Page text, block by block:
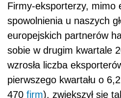
Firmy-eksporterzy, mimo
spowolnienia u naszych
europejskich partnerów
sobie w drugim kwartale
wzrosła liczba
pierwszego kwartału o
470 firm), zwiększył się